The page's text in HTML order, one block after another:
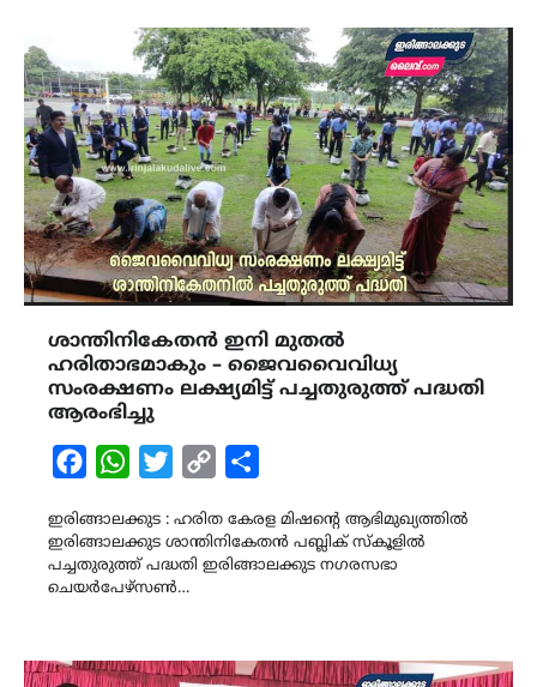
ശാന്തിനികേതൻ ഇനി മുതൽ
ഹരിതാഭമാകും – ജൈവവൈവിധ്യ
സംരക്ഷണം ലക്ഷ്യമിട്ട് പച്ചതുരുത്ത് പദ്ധതി
ആരംഭിച്ചു
FacebookWhatsAppTwitterCopy
ഇരിങ്ങാലക്കുട : ഹരിത കേരള മിഷൻ്റെ ആഭിമുഖ്യത്തിൽ
ഇരിങ്ങാലക്കുട ശാന്തിനികേതൻ പബ്ലിക് സ്കൂളിൽ
പച്ചതുരുത്ത് പദ്ധതി ഇരിങ്ങാലക്കുട നഗരസഭാ
ചെയർപേഴ്സൺ…